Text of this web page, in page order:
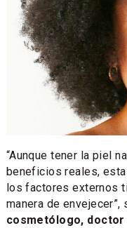
“Aunque tener la piel
beneficios reales,
los factores externos
manera de envejecer”,
cosmetólogo,